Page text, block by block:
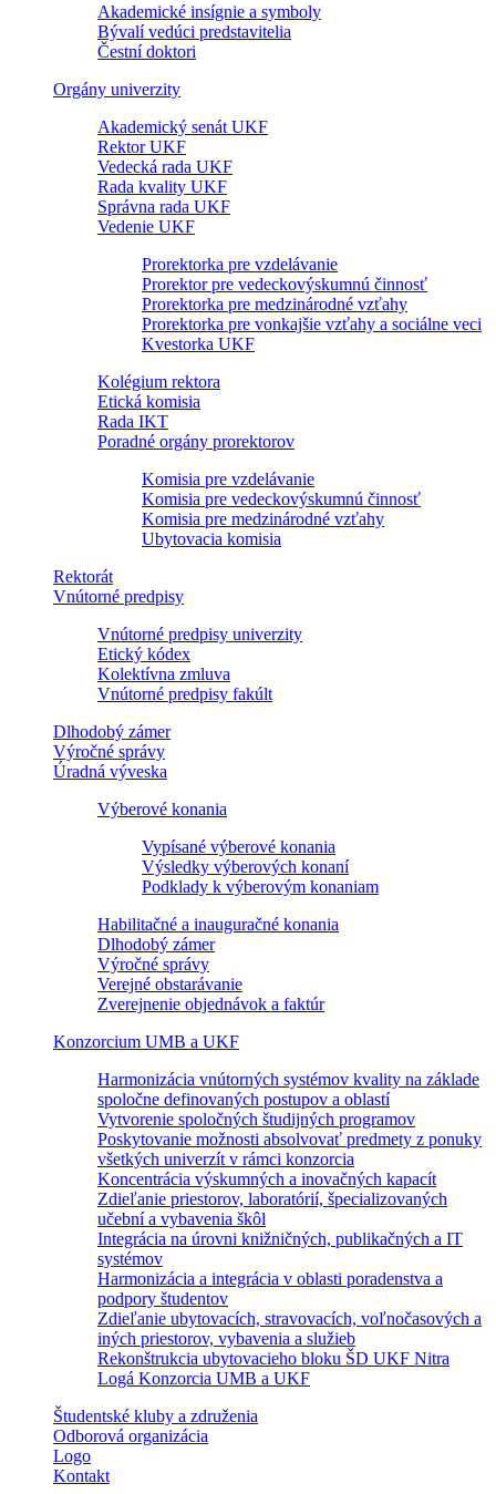
Akademické insígnie a symboly
Bývalí vedúci predstavitelia
Čestní doktori
Orgány univerzity
Akademický senát UKF
Rektor UKF
Vedecká rada UKF
Rada kvality UKF
Správna rada UKF
Vedenie UKF
Prorektorka pre vzdelávanie
Prorektor pre vedeckovýskumnú činnosť
Prorektorka pre medzinárodné vzťahy
Prorektorka pre vonkajšie vzťahy a sociálne veci
Kvestorka UKF
Kolégium rektora
Etická komisia
Rada IKT
Poradné orgány prorektorov
Komisia pre vzdelávanie
Komisia pre vedeckovýskumnú činnosť
Komisia pre medzinárodné vzťahy
Ubytovacia komisia
Rektorát
Vnútorné predpisy
Vnútorné predpisy univerzity
Etický kódex
Kolektívna zmluva
Vnútorné predpisy fakúlt
Dlhodobý zámer
Výročné správy
Úradná výveska
Výberové konania
Vypísané výberové konania
Výsledky výberových konaní
Podklady k výberovým konaniam
Habilitačné a inauguračné konania
Dlhodobý zámer
Výročné správy
Verejné obstarávanie
Zverejnenie objednávok a faktúr
Konzorcium UMB a UKF
Harmonizácia vnútorných systémov kvality na základe
spoločne definovaných postupov a oblastí
Vytvorenie spoločných študijných programov
Poskytovanie možnosti absolvovať predmety z ponuky
všetkých univerzít v rámci konzorcia
Koncentrácia výskumných a inovačných kapacít
Zdieľanie priestorov, laboratórií, špecializovaných
učební a vybavenia škôl
Integrácia na úrovni knižničných, publikačných a IT
systémov
Harmonizácia a integrácia v oblasti poradenstva a
podpory študentov
Zdieľanie ubytovacích, stravovacích, voľnočasových a
iných priestorov, vybavenia a služieb
Rekonštrukcia ubytovacieho bloku ŠD UKF Nitra
Logá Konzorcia UMB a UKF
Študentské kluby a združenia
Odborová organizácia
Logo
Kontakt